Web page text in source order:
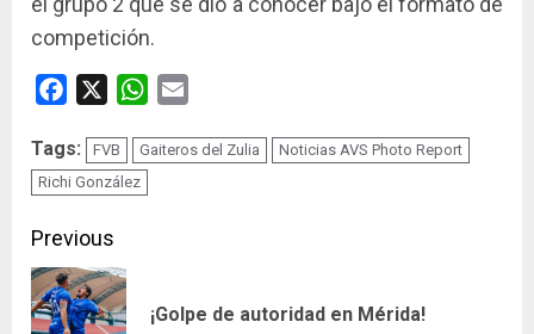
competición.
Facebook WhatsApp
Tags: FVB Gaiteros del Zulia
Noticias AVS Photo Report
Richi González
Continue
Reading
Previous
¡Golpe de autoridad en Mérida!